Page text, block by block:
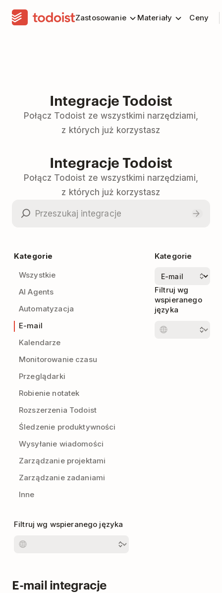
Zastosowanie Materiały Ceny
Integracje Todoist
Połącz Todoist ze wszystkimi narzędziami,
z których już korzystasz
Integracje Todoist
Połącz Todoist ze wszystkimi narzędziami,
z których już korzystasz
Kategorie
Wszystkie
AI Agents
Automatyzacja
E-mail
Kalendarze
Monitorowanie czasu
Przeglądarki
Robienie notatek
Rozszerzenia Todoist
Śledzenie produktywności
Wysyłanie wiadomości
Zarządzanie projektami
Zarządzanie zadaniami
Inne
Filtruj wg wspieranego języka
Kategorie
Filtruj wg
wspieranego
języka
E-mail integracje